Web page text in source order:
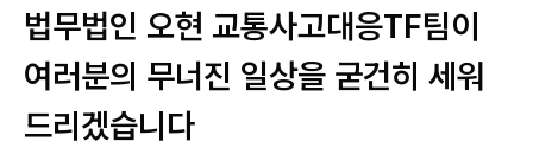
법무법인 오현 교통사고대응TF팀이
여러분의 무너진 일상을 굳건히 세워
드리겠습니다